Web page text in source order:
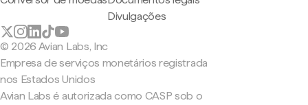
Divulgações
© 2026 Avian Labs, Inc
Empresa de serviços monetários registrada
nos Estados Unidos
Avian Labs é autorizada como CASP sob o